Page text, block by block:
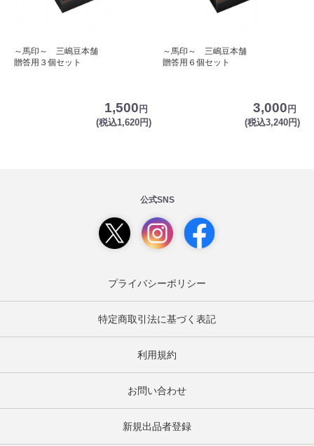
～馬印～ 三嶋豆本舗
贈答用３個セット
1,500 円
(税込1,620円)
～馬印～ 三嶋豆本舗
贈答用６個セット
3,000 円
(税込3,240円)
公式SNS
プライバシーポリシー
特定商取引法に基づく表記
利用規約
お問い合わせ
新規出品者登録